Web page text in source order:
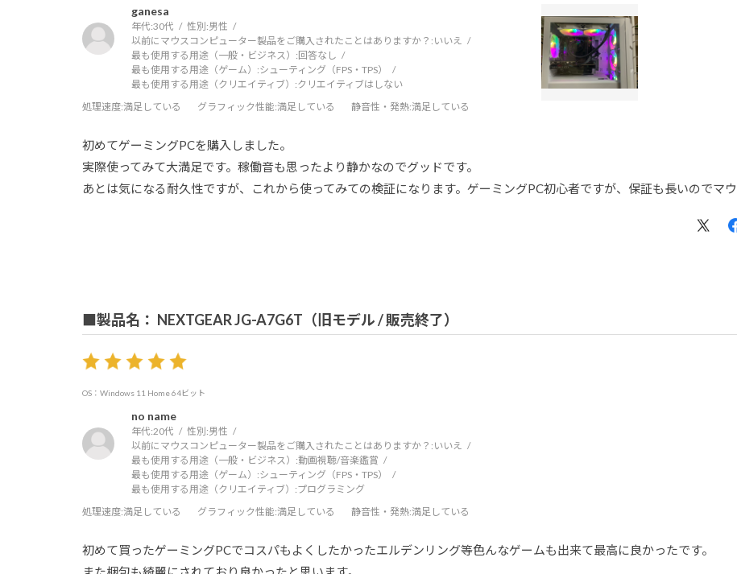
ganesa
年代:30代 性別:男性
以前にマウスコンピューター製品をご購入されたことはありますか？: いいえ
最も使用する用途（一般・ビジネス）: 回答なし
最も使用する用途（ゲーム）:シューティング（FPS・TPS）
最も使用する用途（クリエイティブ）:クリエイティブはしない
処理速度:満足している グラフィック性能:満足している 静音性・発熱:満足している
初めてゲーミングPCを購入しました。
実際使ってみて大満足です。稼働音も思ったより静かなのでグッドです。
あとは気になる耐久性ですが、これから使ってみての検証になります。ゲーミングPC初心者ですが、保証も長いのでマ
■製品名： NEXTGEAR JG-A7G6T（旧モデル / 販売終了）
OS：Windows 11 Home 64ビット
no name
年代:20代 性別:男性
以前にマウスコンピューター製品をご購入されたことはありますか？: いいえ
最も使用する用途（一般・ビジネス）:動画視聴/音楽鑑賞
最も使用する用途（ゲーム）:シューティング（FPS・TPS）
最も使用する用途（クリエイティブ）:プログラミング
処理速度:満足している グラフィック性能:満足している 静音性・発熱:満足している
初めて買ったゲーミングPCでコスパもよくしたかったエルデンリング等色んなゲームも出来て最高に良かったです。